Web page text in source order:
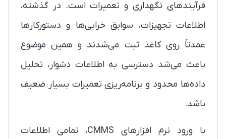
فرآیندهای نگهداری و تعمیرات است. در گذشته،
اطلاعات تجهیزات، سوابق خرابی‌ها و دستورکارها
عمدتاً روی کاغذ ثبت می‌شدند و همین موضوع
باعث می‌شد دسترسی به اطلاعات دشوار، تحلیل
داده‌ها محدود و برنامه‌ریزی تعمیرات بسیار ضعیف
باشد.
با ورود نرم افزارهای CMMS، تمامی اطلاعات